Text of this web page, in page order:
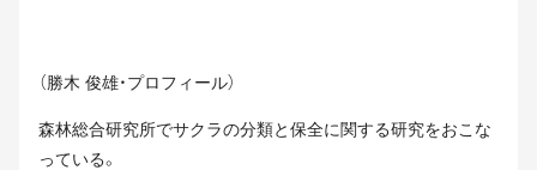
（勝木 俊雄・プロフィール）
森林総合研究所でサクラの分類と保全に関する研究をおこな
っている。